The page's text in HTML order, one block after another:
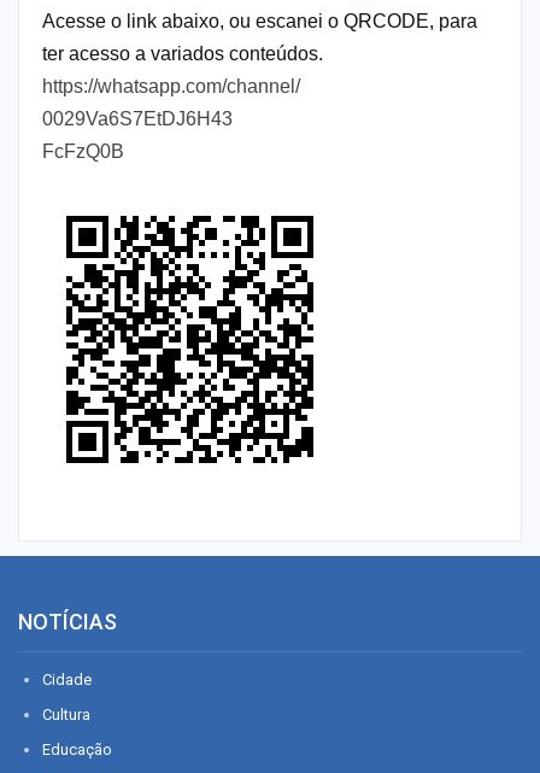
Acesse o link abaixo, ou escanei o QRCODE, para
ter acesso a variados conteúdos.
https://whatsapp.com/channel/
0029Va6S7EtDJ6H43
FcFzQ0B
NOTÍCIAS
Cidade
Cultura
Educação